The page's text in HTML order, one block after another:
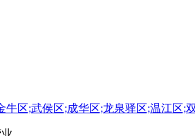
牛区;武侯区;成华区;龙泉驿区;温江区